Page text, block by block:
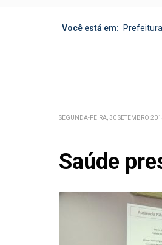
Você está em:
SEGUNDA-FEIRA, 30 SETEMBRO
Saúde